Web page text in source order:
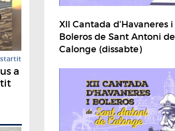
a
XII Cantada d'Havaneres i
Boleros de Sant Antoni de
Calonge (dissabte)